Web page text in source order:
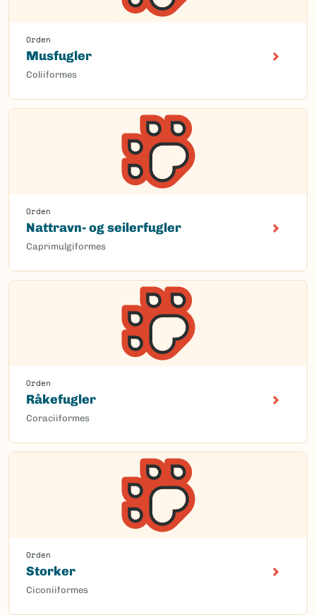
Orden
Musfugler
Coliiformes
Orden
Nattravn- og seilerfugler
Caprimulgiformes
Orden
Råkefugler
Coraciiformes
Orden
Storker
Ciconiiformes